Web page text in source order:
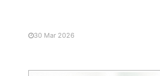
30 Mar 2026